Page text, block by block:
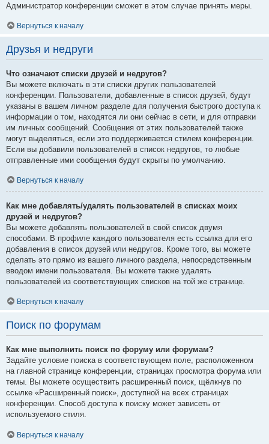
Администратор конференции сможет в этом случае принять меры.
Вернуться к началу
Друзья и недруги
Что означают списки друзей и недругов?
Вы можете включать в эти списки других пользователей
конференции. Пользователи, добавленные в список друзей, будут
указаны в вашем личном разделе для получения быстрого доступа к
информации о том, находятся ли они сейчас в сети, и для отправки
им личных сообщений. Сообщения от этих пользователей также
могут выделяться, если это поддерживается стилем конференции.
Если вы добавили пользователей в список недругов, то любые
отправленные ими сообщения будут скрыты по умолчанию.
Вернуться к началу
Как мне добавлять/удалять пользователей в списках моих
друзей и недругов?
Вы можете добавлять пользователей в свой список двумя
способами. В профиле каждого пользователя есть ссылка для его
добавления в список друзей или недругов. Кроме того, вы можете
сделать это прямо из вашего личного раздела, непосредственным
вводом имени пользователя. Вы можете также удалять
пользователей из соответствующих списков на той же странице.
Вернуться к началу
Поиск по форумам
Как мне выполнить поиск по форуму или форумам?
Задайте условие поиска в соответствующем поле, расположенном
на главной странице конференции, страницах просмотра форума или
темы. Вы можете осуществить расширенный поиск, щёлкнув по
ссылке «Расширенный поиск», доступной на всех страницах
конференции. Способ доступа к поиску может зависеть от
используемого стиля.
Вернуться к началу